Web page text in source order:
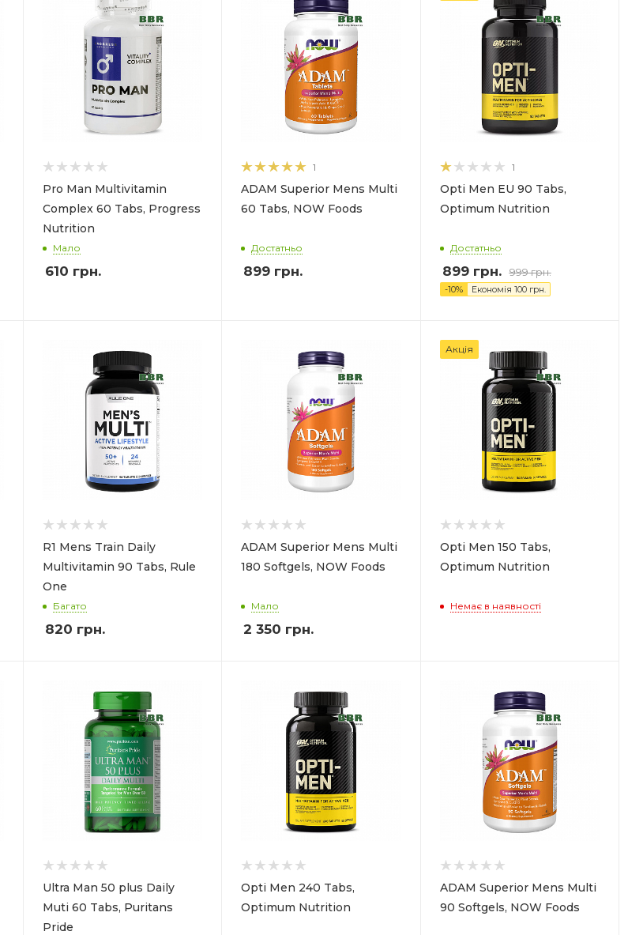
Pro Man Multivitamin
Complex 60 Tabs, Progress
Nutrition
Мало
610 грн.
1
ADAM Superior Mens Multi
60 Tabs, NOW Foods
Достатньо
899 грн.
1
Opti Men EU 90 Tabs,
Optimum Nutrition
Достатньо
899грн. 999грн.
-10% Економія 100грн.
R1 Mens Train Daily
Multivitamin 90 Tabs, Rule
One
Багато
820 грн.
ADAM Superior Mens Multi
180 Softgels, NOW Foods
Мало
2 350 грн.
Акція
Opti Men 150 Tabs,
Optimum Nutrition
Немає в наявності
Ultra Man 50 plus Daily
Muti 60 Tabs, Puritans
Pride
Opti Men 240 Tabs,
Optimum Nutrition
ADAM Superior Mens Multi
90 Softgels, NOW Foods